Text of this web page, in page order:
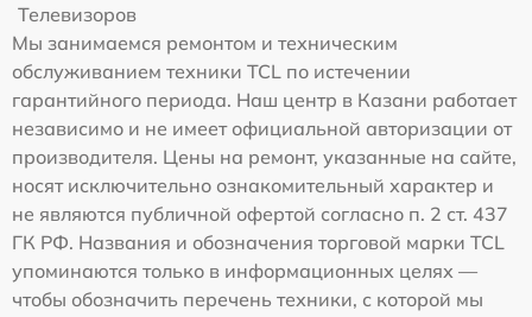
Телевизоров
Мы занимаемся ремонтом и техническим
обслуживанием техники TCL по истечении
гарантийного периода. Наш центр в Казани работает
независимо и не имеет официальной авторизации от
производителя. Цены на ремонт, указанные на сайте,
носят исключительно ознакомительный характер и
не являются публичной офертой согласно п. 2 ст. 437
ГК РФ. Названия и обозначения торговой марки TCL
упоминаются только в информационных целях —
чтобы обозначить перечень техники, с которой мы